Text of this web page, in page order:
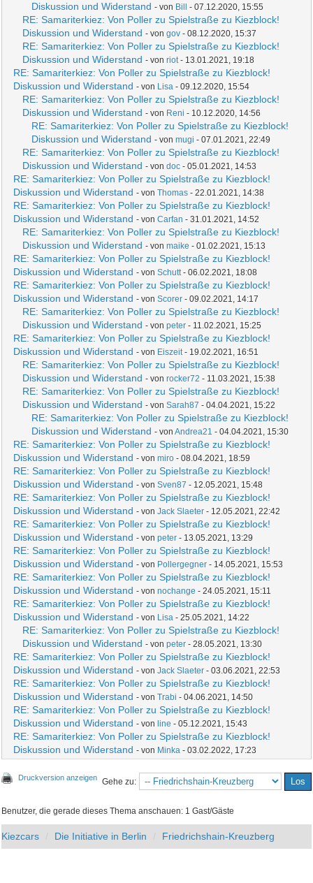
Diskussion und Widerstand - von Bill - 07.12.2020, 15:55
RE: Samariterkiez: Von Poller zu Spielstraße zu Kiezblock!
Diskussion und Widerstand - vongov - 08.12.2020, 15:37
RE: Samariterkiez: Von Poller zu Spielstraße zu Kiezblock!
Diskussion und Widerstand - vonriot- 13.01.2021, 19:18
RE: Samariterkiez: Von Poller zu Spielstraße zu Kiezblock!
Diskussion und Widerstand - von Lisa - 09.12.2020, 15:54
RE: Samariterkiez: Von Poller zu Spielstraße zu Kiezblock!
Diskussion und Widerstand - von Reni - 10.12.2020, 14:56
RE: Samariterkiez: Von Poller zu Spielstraße zu Kiezblock!
Diskussion und Widerstand - vonmugi - 07.01.2021, 22:49
RE: Samariterkiez: Von Poller zu Spielstraße zu Kiezblock!
Diskussion und Widerstand - vondoc - 05.01.2021, 14:53
RE: Samariterkiez: Von Poller zu Spielstraße zu Kiezblock!
Diskussion und Widerstand - vonThomas - 22.01.2021, 14:38
RE: Samariterkiez: Von Poller zu Spielstraße zu Kiezblock!
Diskussion und Widerstand - vonCarfan - 31.01.2021, 14:52
RE: Samariterkiez: Von Poller zu Spielstraße zu Kiezblock!
Diskussion und Widerstand - vonmaike - 01.02.2021, 15:13
RE: Samariterkiez: Von Poller zu Spielstraße zu Kiezblock!
Diskussion und Widerstand - vonSchutt- 06.02.2021, 18:08
RE: Samariterkiez: Von Poller zu Spielstraße zu Kiezblock!
Diskussion und Widerstand - vonScorer - 09.02.2021, 14:17
RE: Samariterkiez: Von Poller zu Spielstraße zu Kiezblock!
Diskussion und Widerstand - vonpeter - 11.02.2021, 15:25
RE: Samariterkiez: Von Poller zu Spielstraße zu Kiezblock!
Diskussion und Widerstand - von Eiszeit- 19.02.2021, 16:51
RE: Samariterkiez: Von Poller zu Spielstraße zu Kiezblock!
Diskussion und Widerstand - vonrocker72 - 11.03.2021, 15:38
RE: Samariterkiez: Von Poller zu Spielstraße zu Kiezblock!
Diskussion und Widerstand - vonSarah87 - 04.04.2021, 15:22
RE: Samariterkiez: Von Poller zu Spielstraße zu Kiezblock!
Diskussion und Widerstand - vonAndrea21 - 04.04.2021, 15:30
RE: Samariterkiez: Von Poller zu Spielstraße zu Kiezblock!
Diskussion und Widerstand - vonmiro - 08.04.2021, 18:59
RE: Samariterkiez: Von Poller zu Spielstraße zu Kiezblock!
Diskussion und Widerstand - vonSven87 - 12.05.2021, 15:48
RE: Samariterkiez: Von Poller zu Spielstraße zu Kiezblock!
Diskussion und Widerstand - vonJack Slaeter - 12.05.2021, 22:42
RE: Samariterkiez: Von Poller zu Spielstraße zu Kiezblock!
Diskussion und Widerstand - vonpeter - 13.05.2021, 13:29
RE: Samariterkiez: Von Poller zu Spielstraße zu Kiezblock!
Diskussion und Widerstand - von Pollergegner - 14.05.2021, 15:53
RE: Samariterkiez: Von Poller zu Spielstraße zu Kiezblock!
Diskussion und Widerstand - vonnochange - 24.05.2021, 15:11
RE: Samariterkiez: Von Poller zu Spielstraße zu Kiezblock!
Diskussion und Widerstand - von Lisa - 25.05.2021, 14:22
RE: Samariterkiez: Von Poller zu Spielstraße zu Kiezblock!
Diskussion und Widerstand - vonpeter - 28.05.2021, 13:30
RE: Samariterkiez: Von Poller zu Spielstraße zu Kiezblock!
Diskussion und Widerstand - vonJack Slaeter - 03.06.2021, 22:53
RE: Samariterkiez: Von Poller zu Spielstraße zu Kiezblock!
Diskussion und Widerstand - vonTrabi - 04.06.2021, 14:50
RE: Samariterkiez: Von Poller zu Spielstraße zu Kiezblock!
Diskussion und Widerstand - von line - 05.12.2021, 15:43
RE: Samariterkiez: Von Poller zu Spielstraße zu Kiezblock!
Diskussion und Widerstand - von Minka - 03.02.2022, 17:23
Druckversion anzeigen Gehe zu:
Benutzer, die gerade dieses Thema anschauen: 1 Gast/Gäste
Kiezcars Die Initiative in Berlin Friedrichshain-Kreuzberg